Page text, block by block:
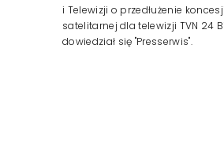
wpłynął do KRRiT
TVN SA wystąpiła do Krajowej